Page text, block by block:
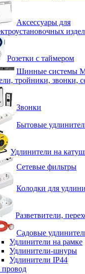
Аксессуары для
Розетки с таймером
Шинные системы
тройники, звонки,
Звонки
Бытовые
Удлинители на
Сетевые фильтры
Колодки для
Разветвители,
Садовые
Удлинители на рамке
Удлинители-шнуры
Удлинители IP44
провод